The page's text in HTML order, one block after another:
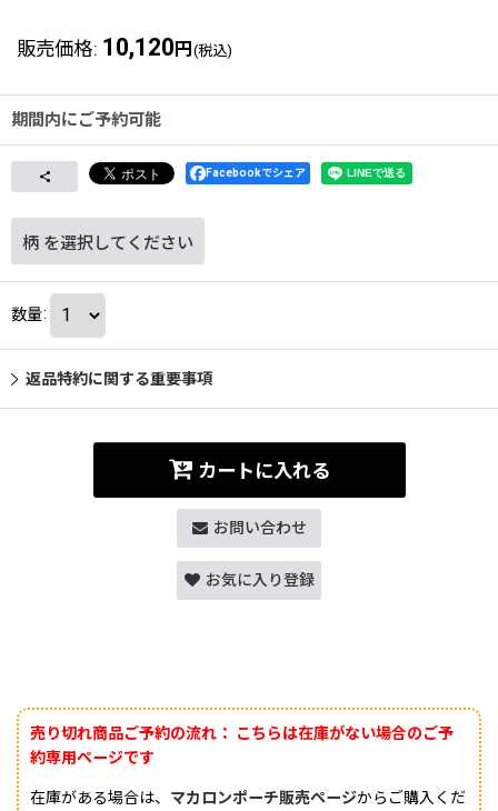
販売価格: 10,120 円 (税込)
期間内にご予約可能
Facebookでシェア
柄 を選択してください
数量:
返品特約に関する重要事項
カートに入れる
お問い合わせ
お気に入り登録
売り切れ商品ご予約の流れ：
こちらは在庫がない場合のご予
約専用ページです
在庫がある場合は、 マカロンポーチ販売ページからご購入くだ